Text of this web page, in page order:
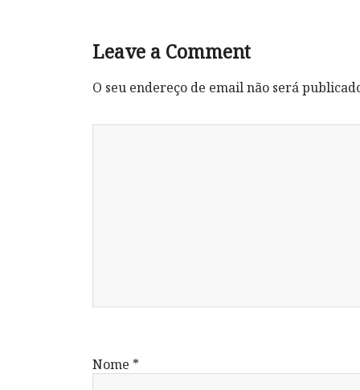
Leave a Comment
O seu endereço de email não será
Nome *